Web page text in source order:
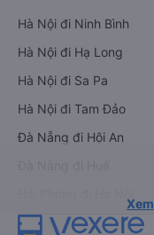
Hà Nội đi Ninh Bình
Hà Nội đi Hạ Long
Hà Nội đi Sa Pa
Hà Nội đi Tam Đảo
Đà Nẵng đi Hội An